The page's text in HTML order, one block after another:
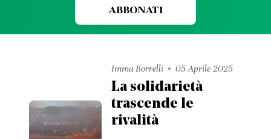
ABBONATI
Imma Borrelli 05 Aprile 2025
La solidarietà
trascende le
rivalità